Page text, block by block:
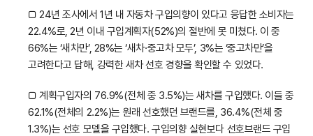
□ 24년 조사에서 1년 내 자동차 구입의향이 있다고 응답한 소비자는
22.4%로, 2년 이내 구입계획자(52%)의 절반에 못 미쳤다. 이 중
66%는 ‘새차만’, 28%는 ‘새차·중고차 모두’, 3%는 ‘중고차만’을
고려한다고 답해, 강력한 새차 선호 경향을 확인할 수 있었다.
□ 계획구입자의 76.9%(전체 중 3.5%)는 새차를 구입했다. 이들 중
62.1%(전체의 2.2%)는 원래 선호했던 브랜드를, 36.4%(전체 중
1.3%)는 선호 모델을 구입했다. 구입의향 실현보다 선호브랜드 구입